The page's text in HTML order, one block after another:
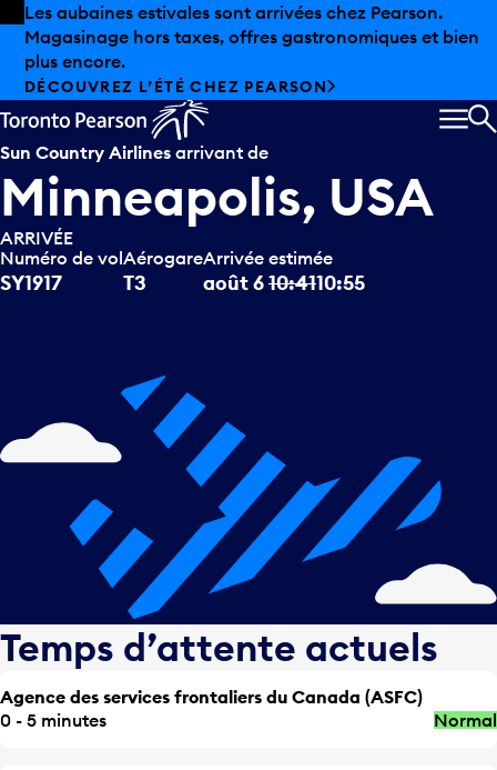
Skip to offers
Passer au contenu principal
Les aubaines estivales sont arrivées chez Pearson.
Magasinage hors taxes, offres gastronomiques et bien
plus encore.
DÉCOUVREZ L’ÉTÉ CHEZ PEARSON
Sun Country Airlines arrivant de
Minneapolis, USA
ARRIVÉE
Numéro de vol
SY1917
Aérogare
T3
Arrivée estimée
août 610:4110:55
Temps d’attente actuels
Agence des services frontaliers du Canada (ASFC)
0 - 5 minutes
Normal